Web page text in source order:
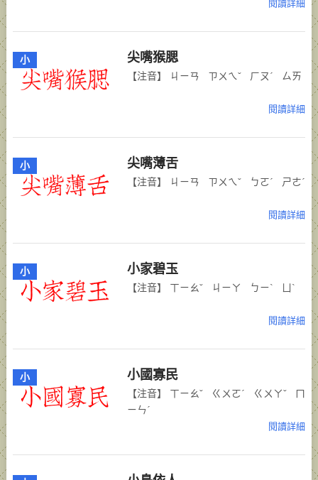
閱讀詳細
小 尖嘴猴腮
【注音】 ㄐㄧㄢ ㄗㄨㄟˇ ㄏㄡˊ ㄙㄞ
閱讀詳細
小 尖嘴薄舌
【注音】 ㄐㄧㄢ ㄗㄨㄟˇ ㄅㄛˊ ㄕㄜˊ
閱讀詳細
小 小家碧玉
【注音】 ㄒㄧㄠˇ ㄐㄧㄚ ㄅㄧˋ ㄩˋ
閱讀詳細
小 小國寡民
【注音】 ㄒㄧㄠˇ ㄍㄨㄛˊ ㄍㄨㄚˇ ㄇ
ㄧㄣˊ
閱讀詳細